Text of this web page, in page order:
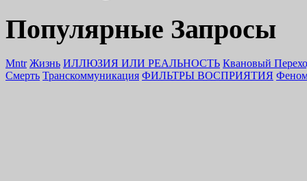
Популярные Запросы
Mntr Жизнь ИЛЛЮЗИЯ ИЛИ РЕАЛЬНОСТЬ Квановый
Смерть Транскоммуникация ФИЛЬТРЫ ВОСПРИЯТИЯ